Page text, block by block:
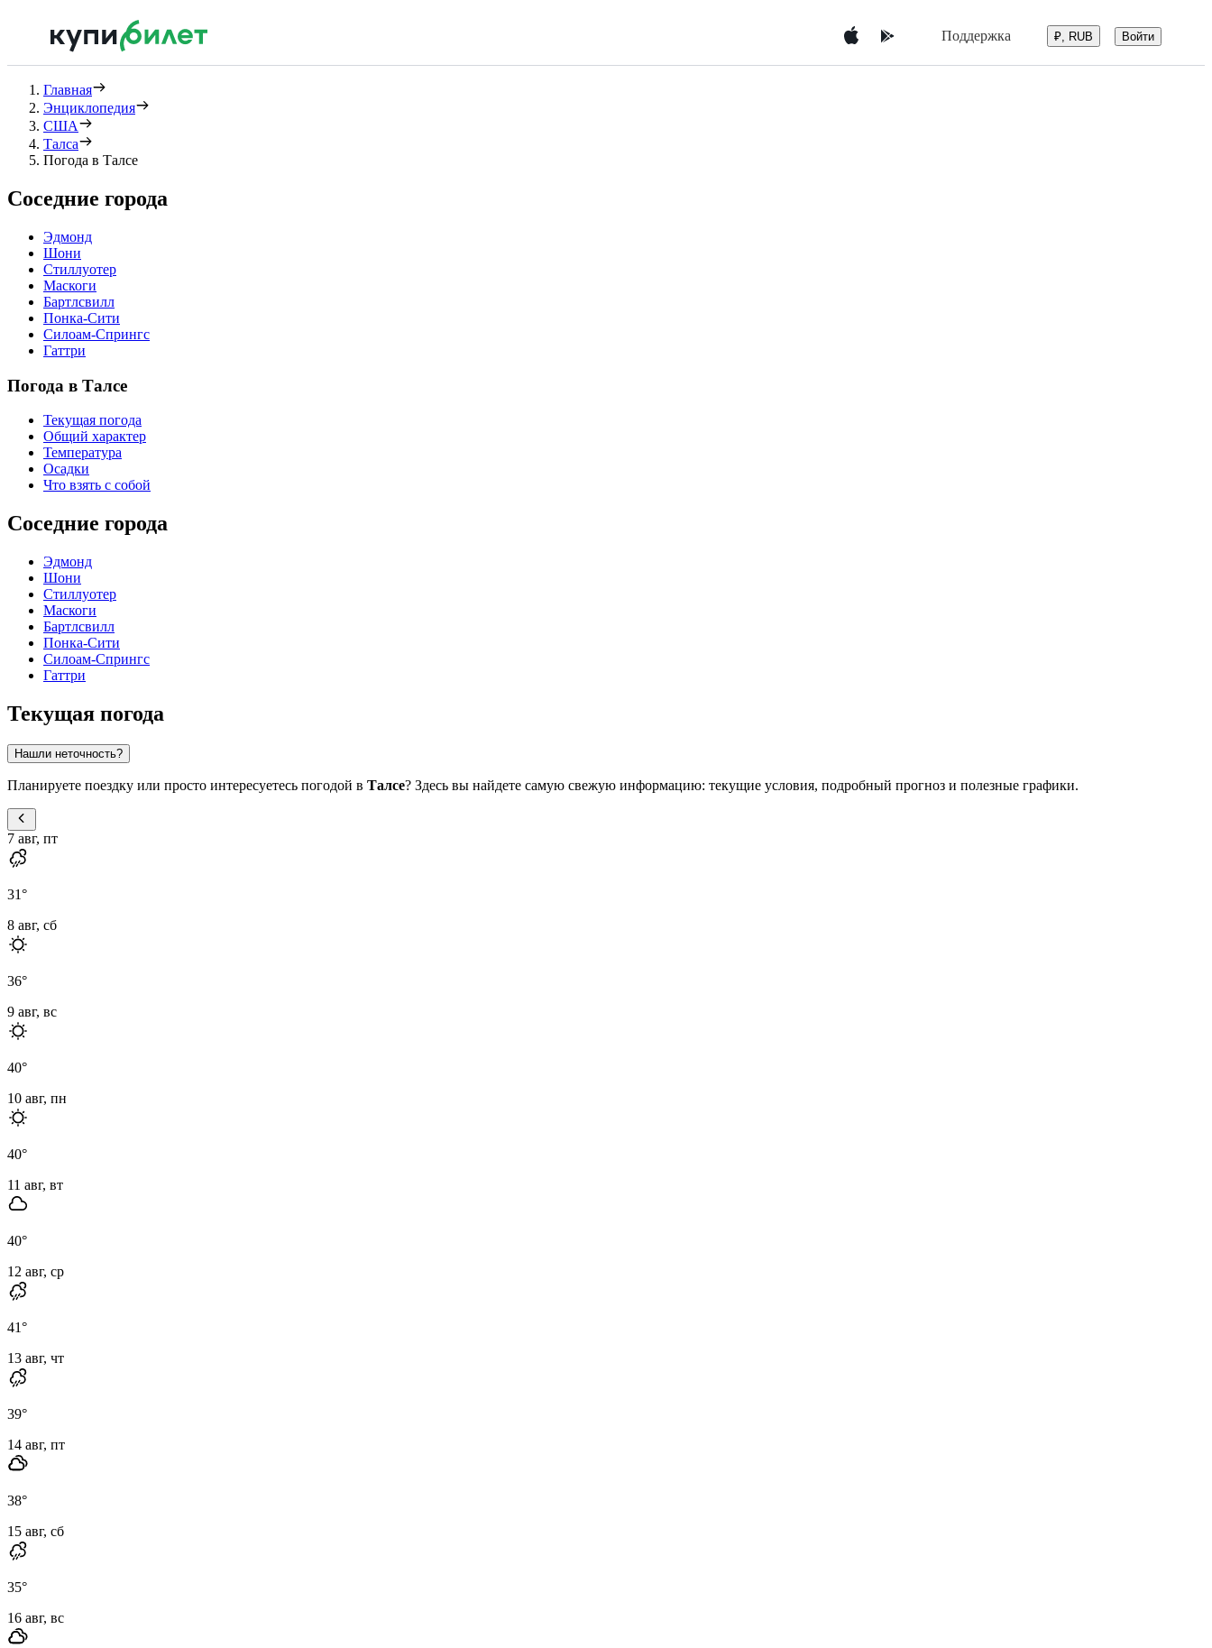
Поддержка ₽, RUB Войти
Главная
Энциклопедия
США
Талса
Погода в Талсе
Соседние города
Эдмонд
Шони
Стиллуотер
Маскоги
Бартлсвилл
Понка-Сити
Силоам-Спрингс
Гаттри
Погода в Талсе
Текущая погода
Общий характер
Температура
Осадки
Что взять с собой
Соседние города
Эдмонд
Шони
Стиллуотер
Маскоги
Бартлсвилл
Понка-Сити
Силоам-Спрингс
Гаттри
Текущая погода
Нашли неточность?
Планируете поездку или просто интересуетесь погодой в Талсе? Здесь вы найдете самую свежую информацию: текущие условия, подробный прогноз и полезные графики.
7 авг, пт
31°
8 авг, сб
36°
9 авг, вс
40°
10 авг, пн
40°
11 авг, вт
40°
12 авг, ср
41°
13 авг, чт
39°
14 авг, пт
38°
15 авг, сб
35°
16 авг, вс